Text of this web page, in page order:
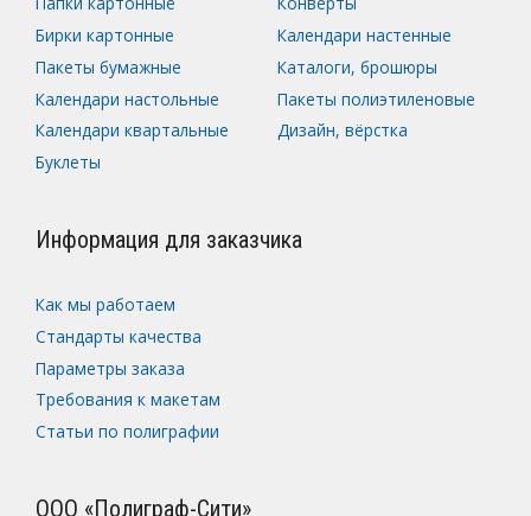
Бирки картонные
Пакеты бумажные
Календари настольные
Календари квартальные
Буклеты
Календари настенные
Каталоги, брошюры
Пакеты полиэтиленовые
Дизайн, вёрстка
Информация для заказчика
Как мы работаем
Стандарты качества
Параметры заказа
Требования к макетам
Статьи по полиграфии
ООО «Полиграф-Сити»